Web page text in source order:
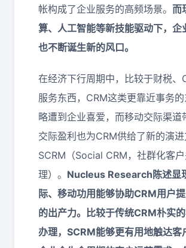
帐构成了企业服务的高频场景。 而
算、人工智能等新技能驱动下，企
也不断诞生新的风口。
在经济下行周期中，比较于财税、
服务东西，CRM这类更靠近事务
略遭到企业喜爱，而移动交际渠道
交际盈利也为CRM供给了新的演
SCRM（Social CRM，社群化客
理）。 Nucleus Research陈述显
际、移动功用能够协助CRM用户
的出产力。比较于传统CRM朴实
办理， SCRM能够更有用地触达客